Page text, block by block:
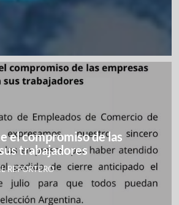
el compromiso de las
trabajadores
REPORTERO